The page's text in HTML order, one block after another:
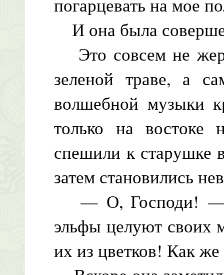
погарцевать на мое
И она была
Это совсем не
зеленой траве, а
волшебной музыки
только на востоке
спешили к старушке
затем становились
— О, Господи! —
эльфы целуют своих
их из цветков! Как